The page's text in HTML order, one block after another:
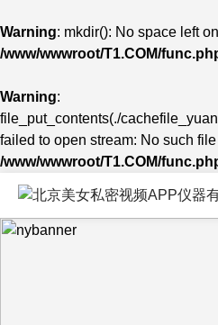
Warning: mkdir(): No space left
/www/wwwroot/T1.COM/
Warning:
file_put_contents(./
failed to open stream: No such
/www/wwwroot/T1.COM/